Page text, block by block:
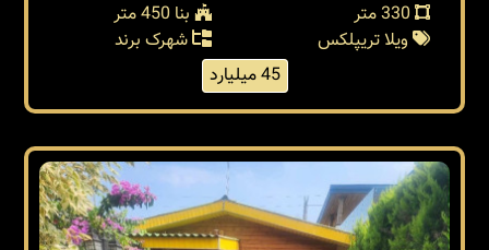
بنا 450 متر
ویلا تریپلکس
شهرک برند
45 میلیارد